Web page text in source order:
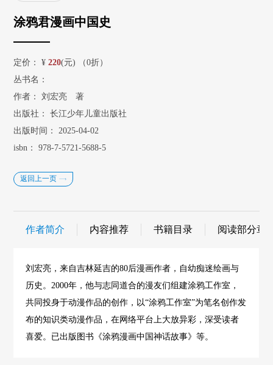
涂鸦君漫画中国史
定价： ¥220(元) （0折）
丛书名：
作者：
刘宏亮 著
出版社：
长江少年儿童出版社
出版时间：
2025-04-02
isbn：
978-7-5721-5688-5
返回上一页
作者简介 内容推荐 书籍目录 阅读部分章
刘宏亮，来自吉林延吉的80后漫画作者，自幼痴迷绘画与
历史。2000年，他与志同道合的漫友们组建涂鸦工作室，
共同投身于动漫作品的创作，以“涂鸦工作室”为笔名创作发
布的知识类动漫作品，在网络平台上大放异彩，深受读者
喜爱。已出版图书《涂鸦漫画中国神话故事》等。